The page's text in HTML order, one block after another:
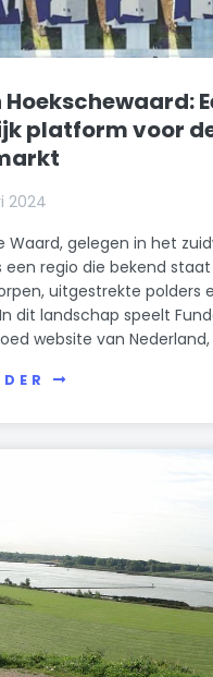
Hoekschewaard:
platform voor
2024
Waard, gelegen in het
een regio die bekend
uitgestrekte polders
dit landschap speelt
website van